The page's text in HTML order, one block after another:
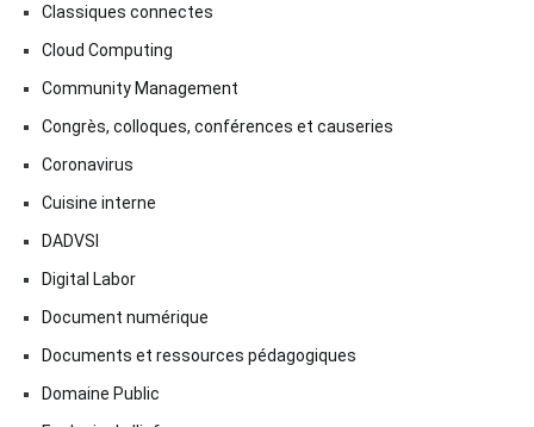
Classiques connectes
Cloud Computing
Community Management
Congrès, colloques, conférences et causeries
Coronavirus
Cuisine interne
DADVSI
Digital Labor
Document numérique
Documents et ressources pédagogiques
Domaine Public